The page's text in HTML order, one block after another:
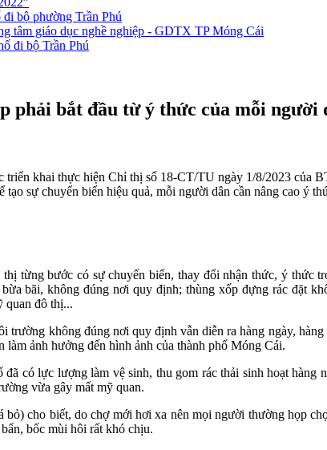
bộ phường Trần Phú
tâm giáo dục nghề nghiệp - GDTX TP Móng Cái
đi bộ Trần Phú
phải bắt đầu từ ý thức của mỗi người
triển khai thực hiện Chỉ thị số 18-CT/TU ngày 1/8/2023 của
sự chuyển biến hiệu quả, mỗi người dân cần nâng cao ý
từng bước có sự chuyển biến, thay đổi nhận thức, ý thức
bãi, không đúng nơi quy định; thùng xốp đựng rác đặt
quan đô thị...
trường không đúng nơi quy định vẫn diễn ra hàng ngày,
ảnh hưởng đến hình ảnh của thành phố Móng Cái.
có lực lượng làm vệ sinh, thu gom rác thải sinh hoạt
vừa gây mất mỹ quan.
cho biết, do chợ mới hơi xa nên mọi người thường họp
bốc mùi hôi rất khó chịu.